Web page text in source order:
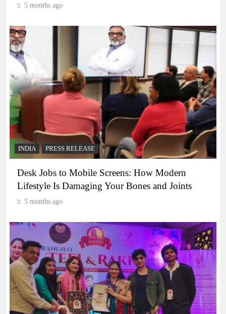
5 months ago
INDIA PRESS RELEASE
Desk Jobs to Mobile Screens: How Modern
Lifestyle Is Damaging Your Bones and Joints
5 months ago